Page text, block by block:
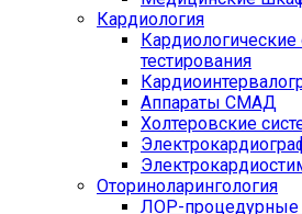
Кардиология
тестирования
Аппараты СМАД
Холтеровские
Оториноларингология
ЛОР-процедурные